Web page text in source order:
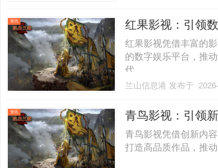
资讯 红果影视：引领
红果影视凭借丰富的
的数字娱乐平台，推
代。......
兰山信息港 发布于
资讯 青鸟影视：引领
青鸟影视凭借创新内
打造高品质作品，推